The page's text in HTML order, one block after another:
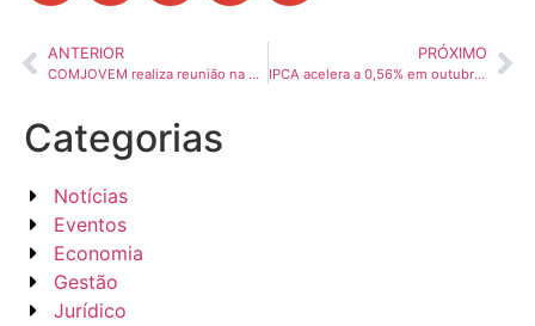
ANTERIOR
COMJOVEM realiza reunião na Fenatran 2024
PRÓXIMO
IPCA acelera a 0,56% em outubro puxado por conta de luz, diz IBGE
Categorias
Notícias
Eventos
Economia
Gestão
Jurídico